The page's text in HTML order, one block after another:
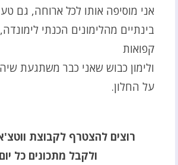
אני מוסיפה אותו לכל ארוחה, גם
בינתיים מהלימונים הכנתי לימונדה,
קפואות
ולימון כבוש שאני כבר משתגעת
על החלון.
רוצים להצטרף לקבוצת
ולקבל מתכונים כל יום